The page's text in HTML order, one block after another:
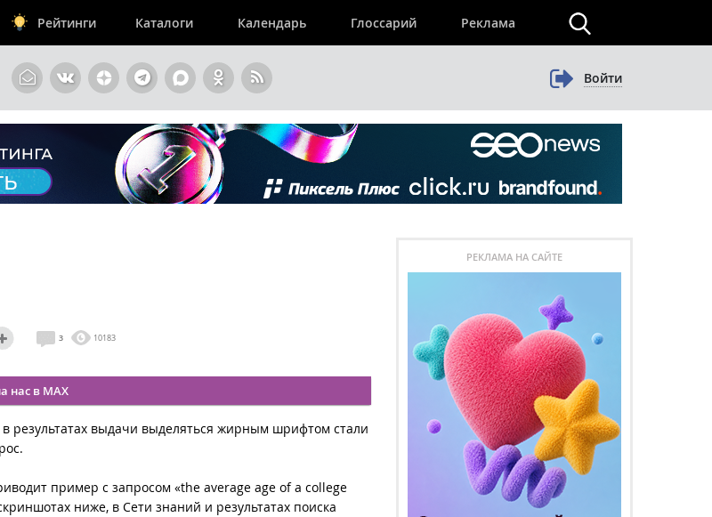
Рейтинги Каталоги Календарь Глоссарий Реклама
Войти
3 10183
нас в MAX
в результатах выдачи выделяться жирным шрифтом стали
пример с запросом «the average age of a college
ниже, в Сети знаний и результатах поиска
РЕКЛАМА НА САЙТЕ